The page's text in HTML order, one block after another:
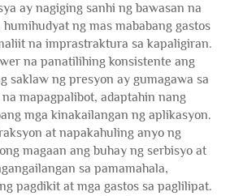
ay nagiging sanhi ng bawasan na
ng mas mababang gastos
na imprastraktura sa kapaligiran.
na panatilihing konsistente ang
saklaw ng presyon ay gumagawa sa
mapagpalibot, adaptahin nang
mga kinakailangan ng aplikasyon.
at napakahuling anyo ng
magaan ang buhay ng serbisyo at
sa pamamahala,
pagdikit at mga gastos sa paglilipat.